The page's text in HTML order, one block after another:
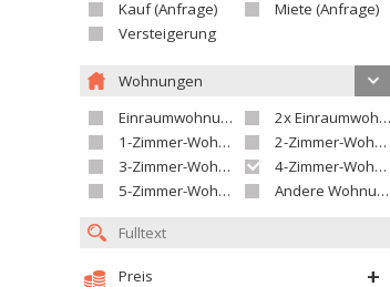
Kauf (Anfrage)
Miete (Anfrage)
Versteigerung
Wohnungen
Einraumwohnung
2x Einraumwohnung
1-Zimmer-Wohnung
2-Zimmer-Wohnung
3-Zimmer-Wohnung
4-Zimmer-Wohnung
5-Zimmer-Wohnung und größer
Andere Wohnung
Preis